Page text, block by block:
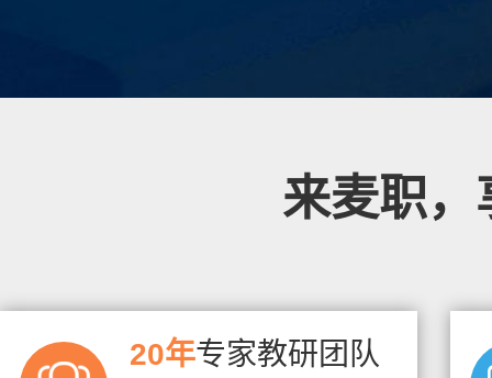
来麦职，
20年专家教研团队